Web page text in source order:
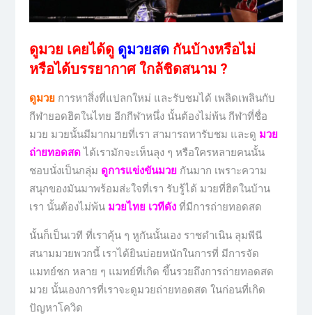
ดูมวย เคยได้ดู ดูมวยสดกันบ้างหรือไม่
หรือได้บรรยากาศ ใกล้ชิดสนาม ?
ดูมวยการหาสิ่งที่แปลกใหม่ และรับชมได้ เพลิดเพลินกับ
กีฬายอดฮิตในไทย อีกกีฬาหนึ่ง นั้นต้องไม่พ้น กีฬาที่ชื่อ
มวย มวยนั้นมีมากมายที่เรา สามารถหารับชม และดู มวย
ถ่ายทอดสดได้เรามักจะเห็นลุง ๆ หรือใครหลายคนนั้น
ชอบนั่งเป็นกลุ่ม ดูการแข่งขันมวย กันมาก เพราะความ
สนุกของมันมาพร้อมส่ะใจที่เรา รับรู้ได้ มวยที่ฮิตในบ้าน
เรา นั้นต้องไม่พ้น มวยไทย เวทีดังที่มีการถ่ายทอดสด
นั้นก็เป็นเวที ที่เราคุ้น ๆ หูกันนั้นเอง ราชดำเนิน ลุมพีนี
สนามมวยพวกนี้ เราได้ยินบ่อยหนักในการที่ มีการจัด
แมทย์ชก หลาย ๆ แมทย์ที่เกิด ขึ้นรวยถึงการถ่ายทอดสด
มวย นั้นเองการที่เราจะดูมวยถ่ายทอดสด ในก่อนที่เกิด
ปัญหาโควิด